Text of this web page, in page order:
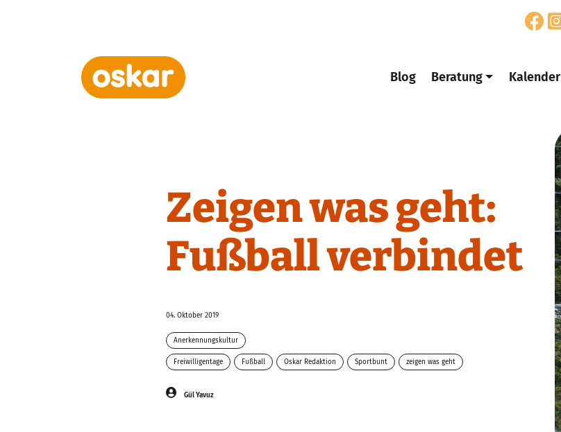
Hauptnavigation Blog Beratung Kalender
Zeigen was geht:
Fußball verbindet
04. Oktober 2019
Anerkennungskultur
Freiwilligentage Fußball Oskar Redaktion Sportbunt zeigen was geht
Gül Yavuz